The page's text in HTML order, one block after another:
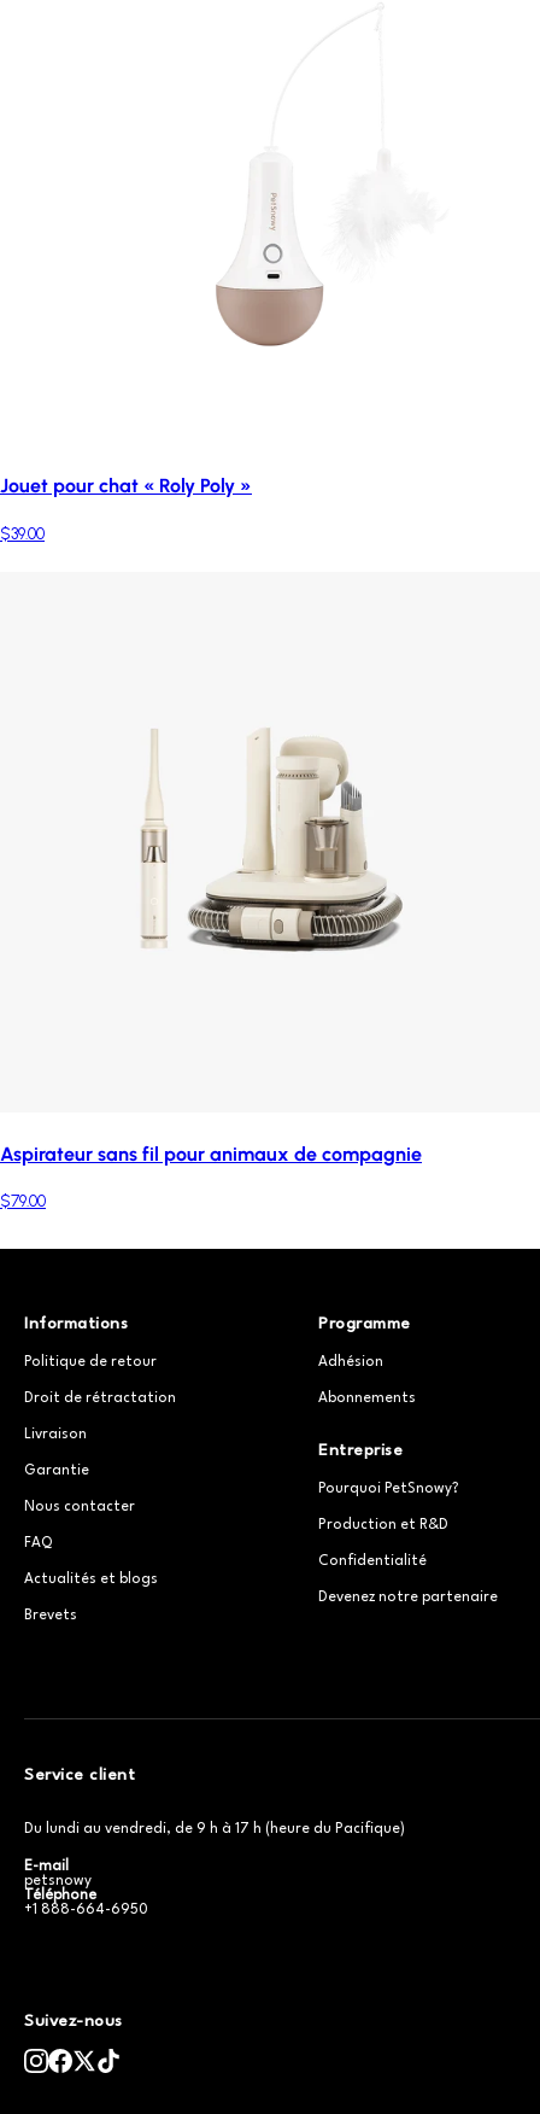
Jouet pour chat « Roly Poly »
$39.00
Aspirateur sans fil pour animaux de compagnie
$79.00
Informations
Politique de retour
Droit de rétractation
Livraison
Garantie
Nous contacter
FAQ
Actualités et blogs
Brevets
Programme
Adhésion
Abonnements
Entreprise
Pourquoi PetSnowy?
Production et R&D
Confidentialité
Devenez notre partenaire
Service client
Du lundi au vendredi, de 9 h à 17 h (heure du Pacifique)
E-mail
petsnowy
Téléphone
+1 888-664-6950
Suivez-nous